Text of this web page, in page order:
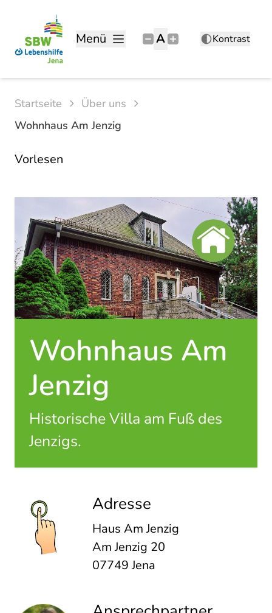
Menü A Kontrast
Startseite
Über uns
Wohnhaus Am Jenzig
Vorlesen
Wohnhaus Am
Jenzig
Historische Villa am Fuß des
Jenzigs.
Adresse
Haus Am Jenzig
Am Jenzig 20
07749 Jena